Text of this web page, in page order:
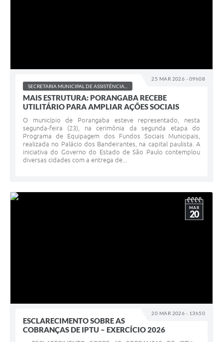
25 MAR 2026 - 09h08
SECRETARIA MUNICIPAL DE ASSISTÊNCIA...
MAIS ESTRUTURA: PORANGABA RECEBE
UTILITÁRIO PARA AMPLIAR AÇÕES SOCIAIS
O município de Porangaba esteve representado, nesta
segunda-feira (23), na cerimônia da segunda etapa do
Programa de Equipagem dos Fundos Sociais Municipais,
realizada no Palácio dos Bandeirantes, na capital paulista. A
iniciativa do Governo do Estado de São Paulo contemplou
diversas cidades com a entrega de...
20 MAR 2026 - 13h50
MAR
20
ESCLARECIMENTO SOBRE AS
COBRANÇAS DE IPTU – EXERCÍCIO 2026